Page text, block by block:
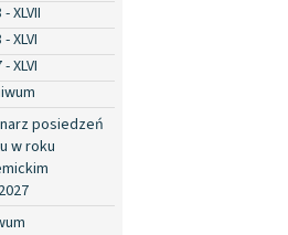
XLVII
XLVI
XLVI
posiedzeń
w roku